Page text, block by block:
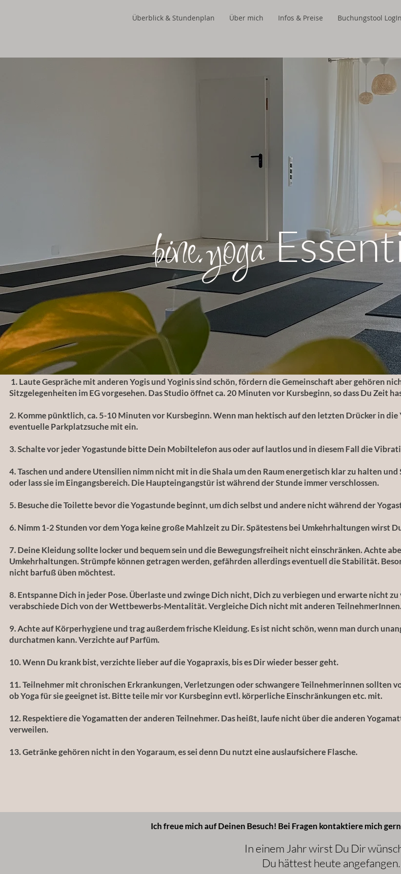
Überblick & Stundenplan Über mich Infos & Preise Buchungstool LogIn
bine.yoga
1. Laute Gespräche mit anderen Yogis und Yoginis sind schön, fördern die Gemeinschaft aber gehören
Sitzgelegenheiten im EG vorgesehen. Das Studio öffnet ca. 20 Minuten vor Kursbeginn, so dass Du Zeit
2. Komme pünktlich, ca. 5-10 Minuten vor Kursbeginn. Wenn man hektisch auf den letzten Drücker in
eventuelle Parkplatzsuche mit ein.
3. Schalte vor jeder Yogastunde bitte Dein Mobiltelefon aus oder auf lautlos und in diesem Fall die
4. Taschen und andere Utensilien nimm nicht mit in die Shala um den Raum energetisch klar zu halten
oder lass sie im Eingangsbereich. Die Haupteingangstür ist während der Stunde immer verschlossen.
5. Besuche die Toilette bevor die Yogastunde beginnt, um dich selbst und andere nicht während der
6. Nimm 1-2 Stunden vor dem Yoga keine große Mahlzeit zu Dir. Spätestens bei Umkehrhaltungen wirst
7. Deine Kleidung sollte locker und bequem sein und die Bewegungsfreiheit nicht einschränken. Achte
Umkehrhaltungen. Strümpfe können getragen werden, gefährden allerdings eventuell die Stabilität.
nicht barfuß üben möchtest.
8. Entspanne Dich in jeder Pose. Überlaste und zwinge Dich nicht, Dich zu verbiegen und erwarte nicht
verabschiede Dich von der Wettbewerbs-Mentalität. Vergleiche Dich nicht mit anderen
9. Achte auf Körperhygiene und trag außerdem frische Kleidung. Es ist nicht schön, wenn man durch
durchatmen kann. Verzichte auf Parfüm.
10. Wenn Du krank bist, verzichte lieber auf die Yogapraxis, bis es Dir wieder besser geht.
11. Teilnehmer mit chronischen Erkrankungen, Verletzungen oder schwangere Teilnehmerinnen sollten
ob Yoga für sie geeignet ist. Bitte teile mir vor Kursbeginn evtl. körperliche Einschränkungen etc. mit.
12. Respektiere die Yogamatten der anderen Teilnehmer. Das heißt, laufe nicht über die anderen
verweilen.
13. Getränke gehören nicht in den Yogaraum, es sei denn Du nutzt eine auslaufsichere Flasche.
Ich freue mich auf Deinen Besuch! Bei Fragen kontaktiere mich
In einem Jahr wirst Du Dir
Du hättest heute angefangen.